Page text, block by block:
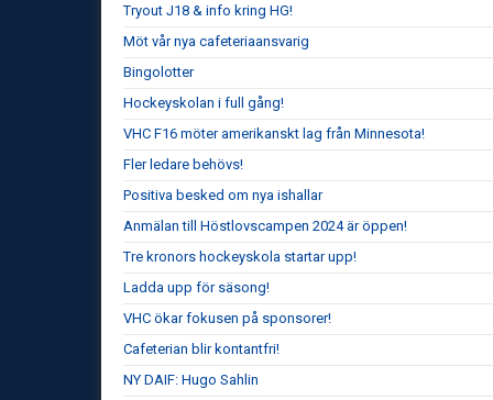
Tryout J18 & info kring HG!
Möt vår nya cafeteriaansvarig
Bingolotter
Hockeyskolan i full gång!
VHC F16 möter amerikanskt lag från Minnesota!
Fler ledare behövs!
Positiva besked om nya ishallar
Anmälan till Höstlovscampen 2024 är öppen!
Tre kronors hockeyskola startar upp!
Ladda upp för säsong!
VHC ökar fokusen på sponsorer!
Cafeterian blir kontantfri!
NY DAIF: Hugo Sahlin